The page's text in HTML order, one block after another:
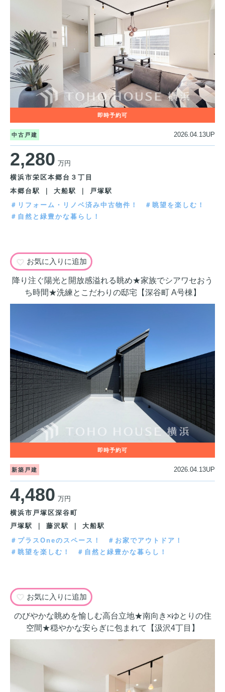
中古戸建 2026.04.13UP
2,280 万円
横浜市栄区本郷台３丁目
本郷台駅 ｜ 大船駅 ｜ 戸塚駅
＃リフォーム・リノベ済み中古物件！
＃眺望を楽しむ！
＃自然と緑豊かな暮らし！
お気に入りに追加
降り注ぐ陽光と開放感溢れる眺め★家族でシアワセおう
ち時間★洗練とこだわりの邸宅【深谷町 A号棟】
新築戸建 2026.04.13UP
4,480 万円
横浜市戸塚区深谷町
戸塚駅 ｜ 藤沢駅 ｜ 大船駅
＃プラスOneのスペース！
＃お家でアウトドア！
＃眺望を楽しむ！
＃自然と緑豊かな暮らし！
お気に入りに追加
のびやかな眺めを愉しむ高台立地★南向き×ゆとりの住
空間★穏やかな安らぎに包まれて【汲沢4丁目】